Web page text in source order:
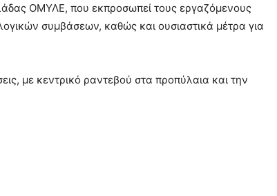
ΟΜΥΛΕ, που εκπροσωπεί τους εργαζόμενους
συμβάσεων, καθώς και ουσιαστικά μέτρα για
με κεντρικό ραντεβού στα προπύλαια και την